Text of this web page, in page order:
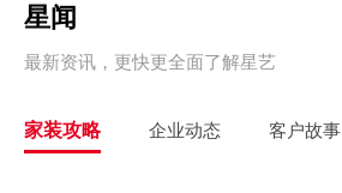
星闻
最新资讯，更快更全面了解星艺
家装攻略 企业动态 客户故事